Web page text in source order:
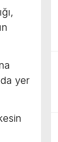
yer